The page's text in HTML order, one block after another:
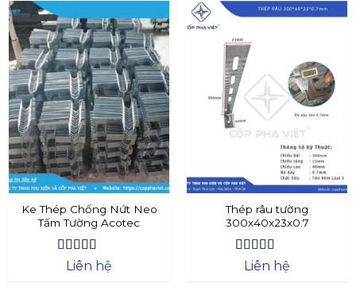
Ke Thép Chống Nứt Neo
Tấm Tường Acotec
Được xếp
Liên hệ
Thép râu tường
300x40x23x0.7
Được xếp
Liên hệ